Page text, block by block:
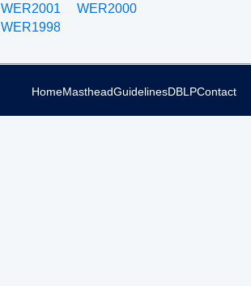
WER2001
WER2000
WER1998
HomeMastheadGuidelinesDBLPContact